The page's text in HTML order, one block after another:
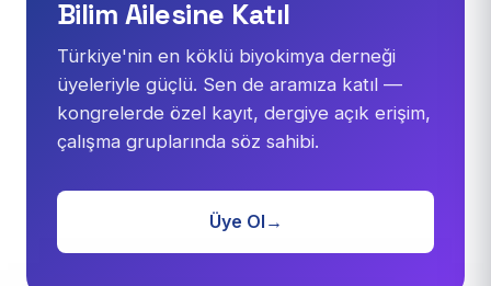
Bilim Ailesine Katıl
Türkiye'nin en köklü biyokimya derneği
üyeleriyle güçlü. Sen de aramıza katıl —
kongrelerde özel kayıt, dergiye açık erişim,
çalışma gruplarında söz sahibi.
Üye Ol →